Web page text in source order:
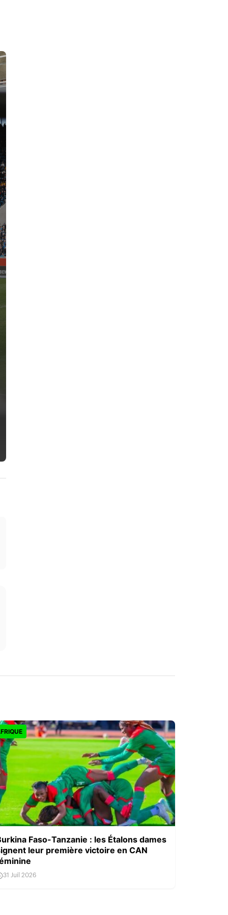
Faso-Tanzanie : les Étalons dames
leur première victoire en CAN
31 Juil 2026